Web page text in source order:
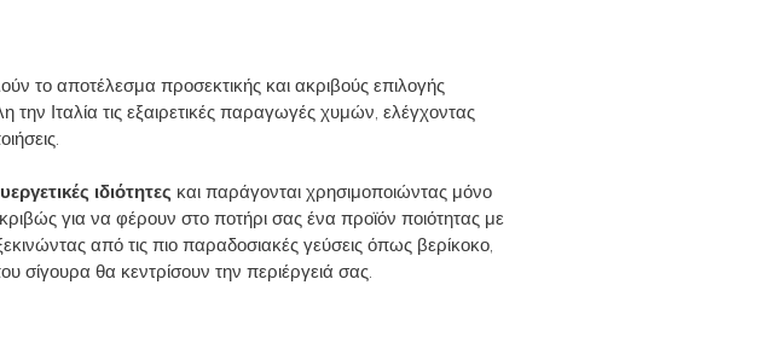
το αποτέλεσμα προσεκτικής και ακριβούς επιλογής
Ιταλία τις εξαιρετικές παραγωγές χυμών, ελέγχοντας
ιδιότητες και παράγονται χρησιμοποιώντας μόνο
για να φέρουν στο ποτήρι σας ένα προϊόν ποιότητας με
από τις πιο παραδοσιακές γεύσεις όπως βερίκοκο,
σίγουρα θα κεντρίσουν την περιέργειά σας.